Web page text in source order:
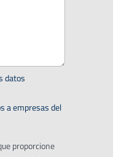
datos
a empresas del
proporcione